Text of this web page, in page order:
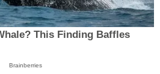
This Finding Baffles
Brainberries